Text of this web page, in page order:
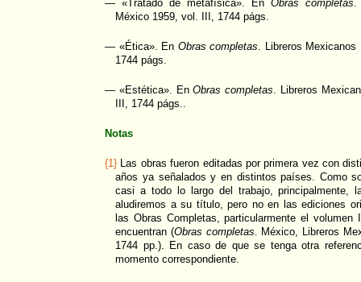
— «Tratado de metafísica». En Obras completas.
México 1959, vol. III, 1744 págs.
— «Ética». En Obras completas. Libreros
1744 págs.
— «Estética». EnObras completas. Libreros
III, 1744 págs..
Notas
{1} Las obras fueron editadas por primera vez con
años ya señalados y en distintos países. Como
casi a todo lo largo del trabajo, principalmente,
aludiremos a su título, pero no en las ediciones
las Obras Completas, particularmente el
encuentran (Obras completas. México, Libreros
1744 pp.). En caso de que se tenga otra
momento correspondiente.